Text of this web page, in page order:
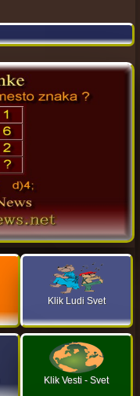
Klik Ludi Svet
Klik Vesti - Svet